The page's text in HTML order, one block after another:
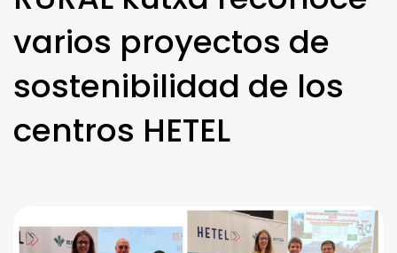
varios proyectos de
sostenibilidad de los
centros HETEL